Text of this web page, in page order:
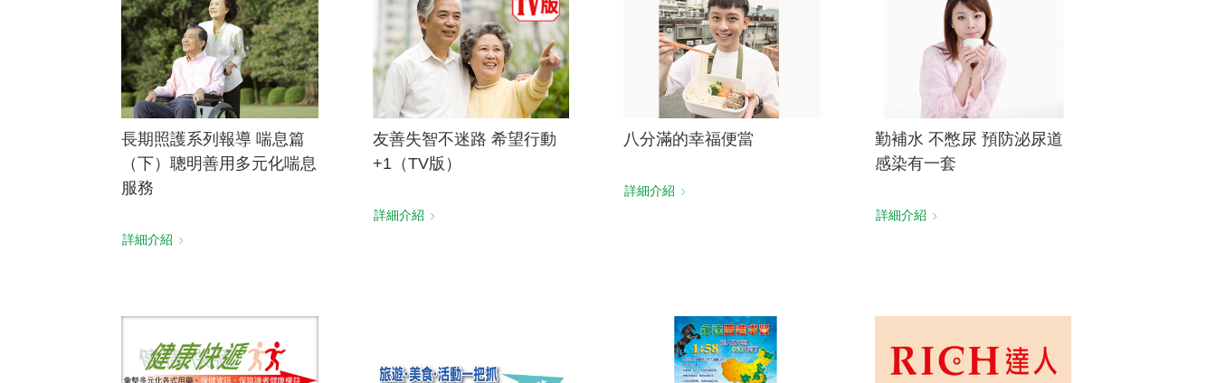
長期照護系列報導 喘息篇
（下）聰明善用多元化喘息
服務
詳細介紹
友善失智不迷路 希望行動
+1（TV版）
詳細介紹
八分滿的幸福便當
詳細介紹
勤補水 不憋尿 預防泌尿道
感染有一套
詳細介紹